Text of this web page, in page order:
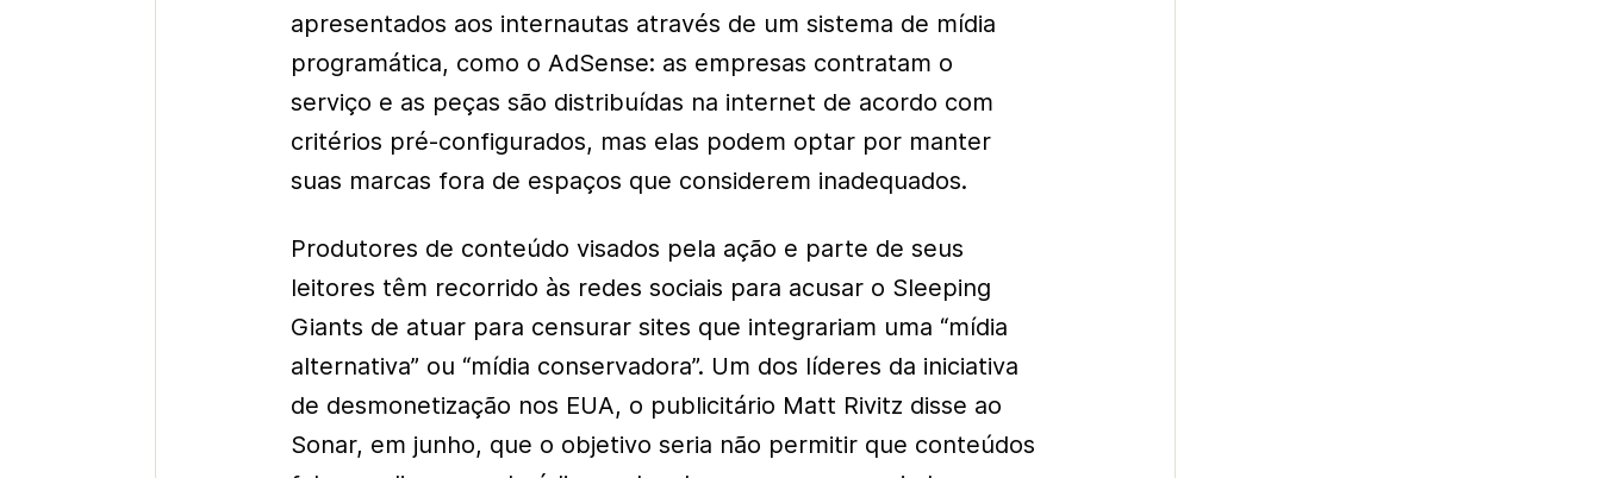
apresentados aos internautas através de um sistema de mídia
programática, como o AdSense: as empresas contratam o
serviço e as peças são distribuídas na internet de acordo com
critérios pré-configurados, mas elas podem optar por manter
suas marcas fora de espaços que considerem inadequados.
Produtores de conteúdo visados pela ação e parte de seus
leitores têm recorrido às redes sociais para acusar o Sleeping
Giants de atuar para censurar sites que integrariam uma “mídia
alternativa” ou “mídia conservadora”. Um dos líderes da iniciativa
de desmonetização nos EUA, o publicitário Matt Rivitz disse ao
Sonar, em junho, que o objetivo seria não permitir que conteúdos